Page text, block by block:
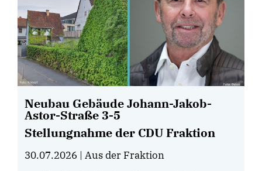
Neubau Gebäude Johann-Jakob-
Astor-Straße 3-5
Stellungnahme der CDU Fraktion
30.07.2026 | Aus der Fraktion